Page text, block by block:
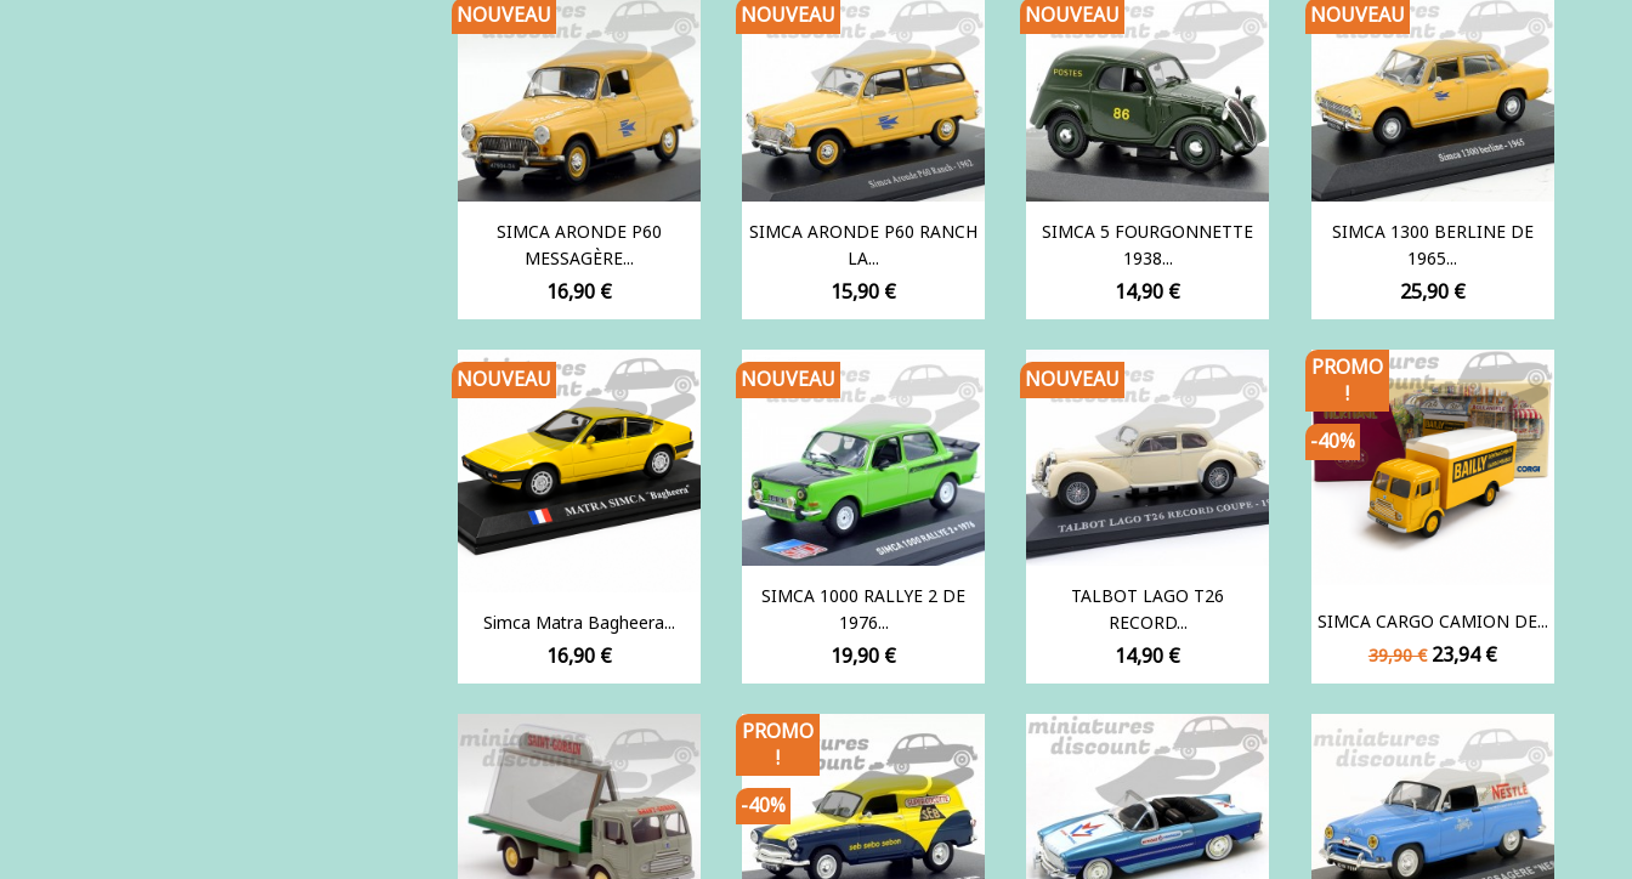
SIMCA ARONDE P60
MESSAGÈRE...
Prix
16,90 €
NOUVEAU
SIMCA ARONDE P60 RANCH
LA...
Prix
15,90 €
NOUVEAU
SIMCA 5 FOURGONNETTE
1938...
Prix
14,90 €
NOUVEAU
SIMCA 1300 BERLINE DE
1965...
Prix
25,90 €
NOUVEAU
Simca Matra Bagheera...
Prix
16,90 €
NOUVEAU
SIMCA 1000 RALLYE 2 DE
1976...
Prix
19,90 €
NOUVEAU
TALBOT LAGO T26
RECORD...
Prix
14,90 €
NOUVEAU
SIMCA CARGO CAMION DE...
Prix
de
39,90 € Prix
23,94 €
PROMO
!
-40%
PROMO
!
-40%